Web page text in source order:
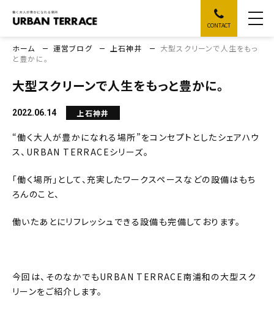
CONTACT
ホーム 運営ブログ 上石神井
大型スクリーンで人生をもっ
と豊かに。
大型スクリーンで人生をもっと豊かに。
2022.06.14 上石神井
“働く大人が豊かになれる場所”をコンセプトとしたシェアハウ
ス、 URBAN TERRACEシリーズ。
「働く場所」として、充実したワークスペースなどの設備はもち
ろんのこと、
働いたあとにリフレッシュできる設備も完備しております。
今回は、そのなかでもURBAN TERRACE南浦和の大型スク
リーンをご紹介します。